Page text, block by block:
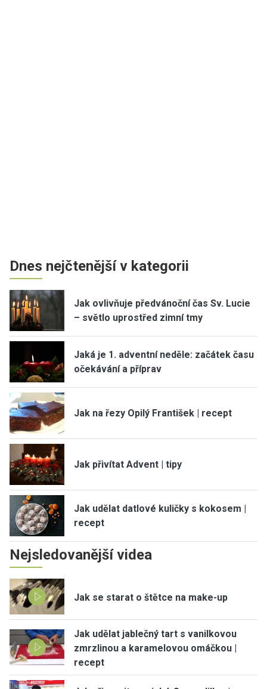
Dnes nejčtenější v kategorii
Jak ovlivňuje předvánoční čas Sv. Lucie
– světlo uprostřed zimní tmy
Jaká je 1. adventní neděle: začátek času
očekávání a příprav
Jak na řezy Opilý František | recept
Jak přivítat Advent | tipy
Jak udělat datlové kuličky s kokosem |
recept
Nejsledovanější videa
Jak se starat o štětce na make-up
Jak udělat jablečný tart s vanilkovou
zmrzlinou a karamelovou omáčkou |
recept